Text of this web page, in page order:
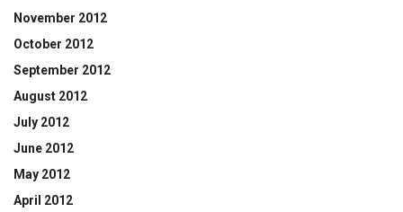
November 2012
October 2012
September 2012
August 2012
July 2012
June 2012
May 2012
April 2012